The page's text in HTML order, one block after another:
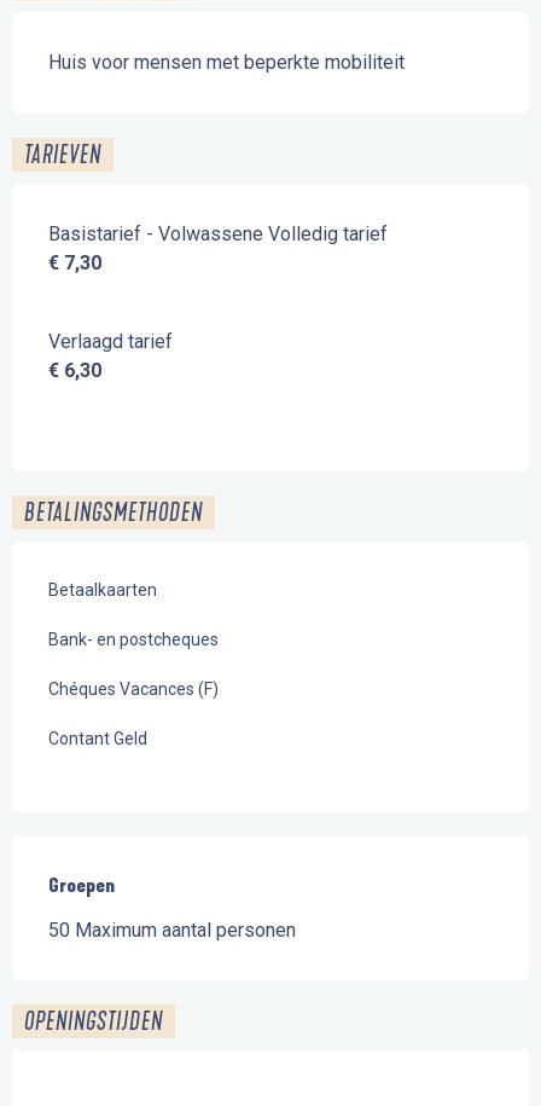
Huis voor mensen met beperkte mobiliteit
TARIEVEN
Basistarief - Volwassene Volledig tarief
€ 7,30
Verlaagd tarief
€ 6,30
BETALINGSMETHODEN
Betaalkaarten
Bank- en postcheques
Chéques Vacances (F)
Contant Geld
Groepen
Groepen
50 Maximum aantal personen
OPENINGSTIJDEN